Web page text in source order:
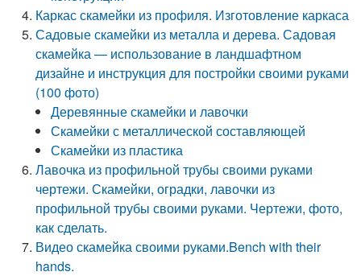
Каркас скамейки из профиля. Изготовление каркаса
Садовые скамейки из металла и дерева. Садовая
скамейка — использование в ландшафтном
дизайне и инструкция для постройки своими руками
(100 фото)
Деревянные скамейки и лавочки
Скамейки с металлической составляющей
Скамейки из пластика
Лавочка из профильной трубы своими руками
чертежи. Скамейки, оградки, лавочки из
профильной трубы своими руками. Чертежи, фото,
как сделать.
Видео скамейка своими руками.Bench with their
hands.